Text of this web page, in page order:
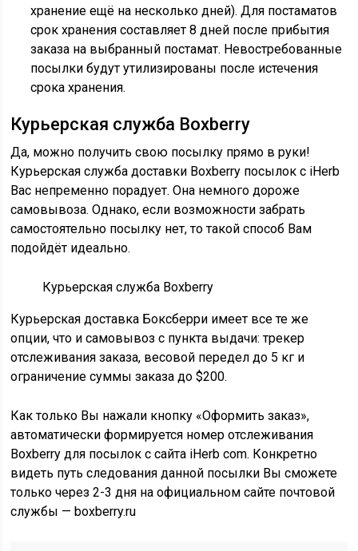
хранение ещё на несколько дней). Для постаматов
срок хранения составляет 8 дней после прибытия
заказа на выбранный постамат. Невостребованные
посылки будут утилизированы после истечения
срока хранения.
Курьерская служба Boxberry
Да, можно получить свою посылку прямо в руки!
Курьерская служба доставки Boxberry посылок с iHerb
Вас непременно порадует. Она немного дороже
самовывоза. Однако, если возможности забрать
самостоятельно посылку нет, то такой способ Вам
подойдёт идеально.
Курьерская служба Boxberry
Курьерская доставка Боксберри имеет все те же
опции, что и самовывоз с пункта выдачи: трекер
отслеживания заказа, весовой передел до 5 кг и
ограничение суммы заказа до $200.
Как только Вы нажали кнопку «Оформить заказ»,
автоматически формируется номер отслеживания
Boxberry для посылок с сайта iHerb com. Конкретно
видеть путь следования данной посылки Вы сможете
только через 2-3 дня на официальном сайте почтовой
службы — boxberry.ru